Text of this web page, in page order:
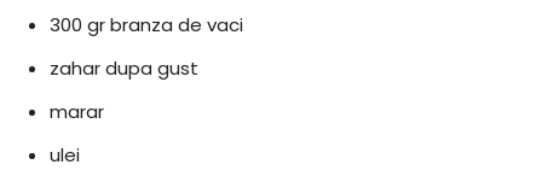
300 gr branza de vaci
zahar dupa gust
marar
ulei